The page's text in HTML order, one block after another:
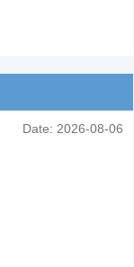
Date: 2026-08-06